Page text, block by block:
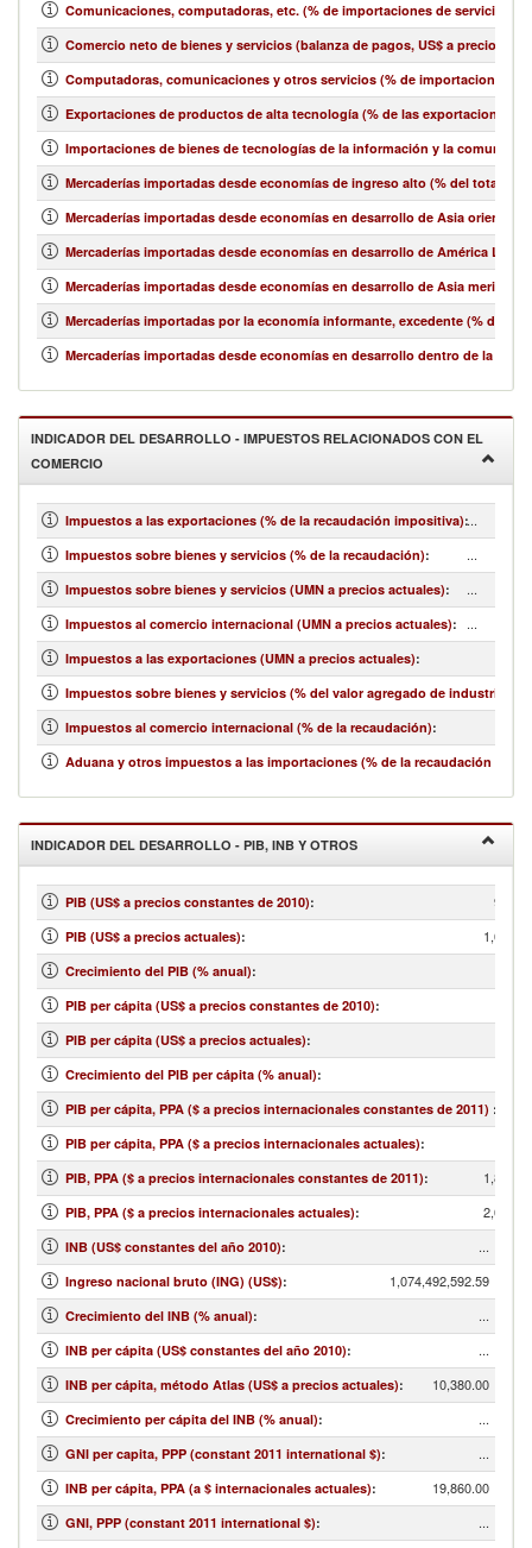
Comunicaciones, computadoras, etc. (% de importaciones de servicios,
Comercio neto de bienes y servicios (balanza de pagos, US$ a precios
Computadoras, comunicaciones y otros servicios (% de importaciones
Exportaciones de productos de alta tecnología (% de las exportaciones
Importaciones de bienes de tecnologías de la información y la
Mercaderías importadas desde economías de ingreso alto (% del total de
Mercaderías importadas desde economías en desarrollo de Asia oriental
Mercaderías importadas desde economías en desarrollo de América
Mercaderías importadas desde economías en desarrollo de Asia
Mercaderías importadas por la economía informante, excedente (% del
Mercaderías importadas desde economías en desarrollo dentro de la
INDICADOR DEL DESARROLLO - IMPUESTOS RELACIONADOS CON EL
COMERCIO
Impuestos a las exportaciones (% de la recaudación impositiva):...
Impuestos sobre bienes y servicios (% de la recaudación): ...
Impuestos sobre bienes y servicios (UMN a precios actuales): ...
Impuestos al comercio internacional (UMN a precios actuales): ...
Impuestos a las exportaciones (UMN a precios actuales):
Impuestos sobre bienes y servicios (% del valor agregado de industria y
Impuestos al comercio internacional (% de la recaudación):
Aduana y otros impuestos a las importaciones (% de la recaudación
INDICADOR DEL DESARROLLO - PIB, INB Y OTROS
PIB (US$ a precios constantes de 2010):
PIB (US$ a precios actuales):
Crecimiento del PIB (% anual):
PIB per cápita (US$ a precios constantes de 2010):
PIB per cápita (US$ a precios actuales):
Crecimiento del PIB per cápita (% anual):
PIB per cápita, PPA ($ a precios internacionales constantes de 2011) :
PIB per cápita, PPA ($ a precios internacionales actuales):
PIB, PPA ($ a precios internacionales constantes de 2011):
PIB, PPA ($ a precios internacionales actuales):
INB (US$ constantes del año 2010): ...
Ingreso nacional bruto (ING) (US$): 1,074,492,592.59
Crecimiento del INB (% anual): ...
INB per cápita (US$ constantes del año 2010): ...
INB per cápita, método Atlas (US$ a precios actuales): 10,380.00
Crecimiento per cápita del INB (% anual): ...
GNI per capita, PPP (constant 2011 international $): ...
INB per cápita, PPA (a $ internacionales actuales): 19,860.00
GNI, PPP (constant 2011 international $):
...